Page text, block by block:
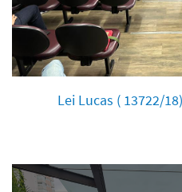
Lei Lucas ( 13722/